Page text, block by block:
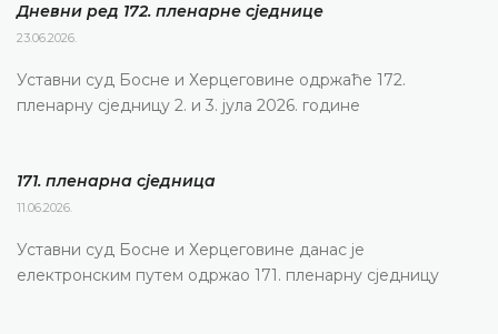
Дневни ред 172. пленарне сједнице
23.06.2026.
Уставни суд Босне и Херцеговине одржаће 172.
пленарну сједницу 2. и 3. јула 2026. године
171. пленарна сједницa
11.06.2026.
Уставни суд Босне и Херцеговине данас је
електронским путем одржао 171. пленарну сједницу